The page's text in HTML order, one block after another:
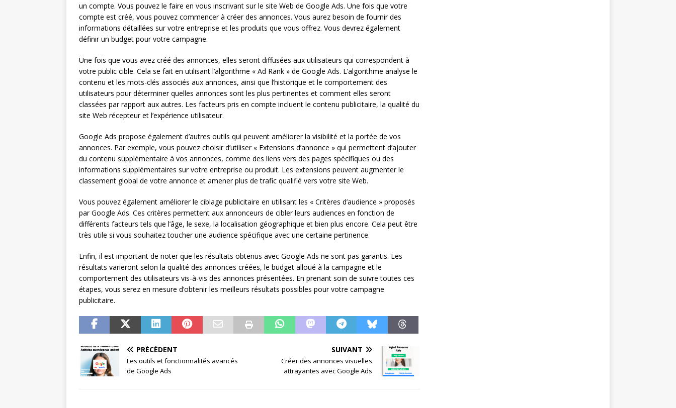
un compte. Vous pouvez le faire en vous inscrivant sur le site Web de Google Ads. Une fois que votre
compte est créé, vous pouvez commencer à créer des annonces. Vous aurez besoin de fournir des
informations détaillées sur votre entreprise et les produits que vous offrez. Vous devrez également
définir un budget pour votre campagne.
Une fois que vous avez créé des annonces, elles seront diffusées aux utilisateurs qui correspondent à
votre public cible. Cela se fait en utilisant l’algorithme « Ad Rank » de Google Ads. L’algorithme analyse le
contenu et les mots-clés associés aux annonces, ainsi que l’historique et le comportement des
utilisateurs pour déterminer quelles annonces sont les plus pertinentes et comment elles seront
classées par rapport aux autres. Les facteurs pris en compte incluent le contenu publicitaire, la qualité du
site Web récepteur et l’expérience utilisateur.
Google Ads propose également d’autres outils qui peuvent améliorer la visibilité et la portée de vos
annonces. Par exemple, vous pouvez choisir d’utiliser « Extensions d’annonce » qui permettent d’ajouter
du contenu supplémentaire à vos annonces, comme des liens vers des pages spécifiques ou des
informations supplémentaires sur votre entreprise ou produit. Les extensions peuvent augmenter le
classement global de votre annonce et amener plus de trafic qualifié vers votre site Web.
Vous pouvez également améliorer le ciblage publicitaire en utilisant les « Critères d’audience » proposés
par Google Ads. Ces critères permettent aux annonceurs de cibler leurs audiences en fonction de
différents facteurs tels que l’âge, le sexe, la localisation géographique et bien plus encore. Cela peut être
très utile si vous souhaitez toucher une audience spécifique avec une certaine pertinence.
Enfin, il est important de noter que les résultats obtenus avec Google Ads ne sont pas garantis. Les
résultats varieront selon la qualité des annonces créées, le budget alloué à la campagne et le
comportement des utilisateurs vis-à-vis des annonces présentées. En prenant soin de suivre toutes ces
étapes, vous serez en mesure d’obtenir les meilleurs résultats possibles pour votre campagne
publicitaire.
PRÉCÉDENT
Les outils et fonctionnalités avancés
de Google Ads
SUIVANT
Créer des annonces visuelles
attrayantes avec Google Ads